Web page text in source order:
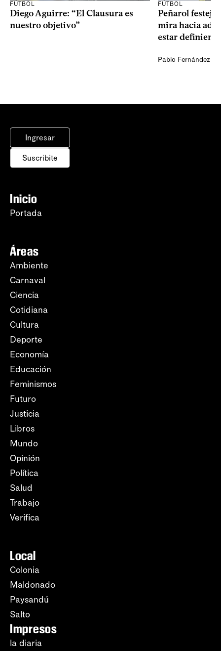
FÚTBOL
Diego Aguirre: “El Clausura es
nuestro objetivo”
FÚTBOL
Peñarol
mira hacia
estar
Pablo Fernández
Ingresar
Suscribite
Inicio
Portada
Áreas
Ambiente
Carnaval
Ciencia
Cotidiana
Cultura
Deporte
Economía
Educación
Feminismos
Futuro
Justicia
Libros
Mundo
Opinión
Política
Salud
Trabajo
Verifica
Local
Colonia
Maldonado
Paysandú
Salto
Impresos
la diaria